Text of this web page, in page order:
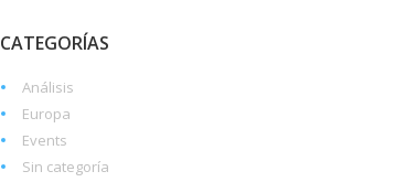
CATEGORÍAS
Análisis
Europa
Events
Sin categoría